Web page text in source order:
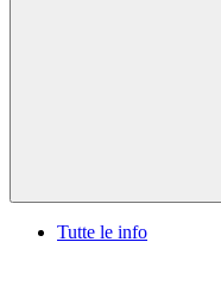
Tutte le info